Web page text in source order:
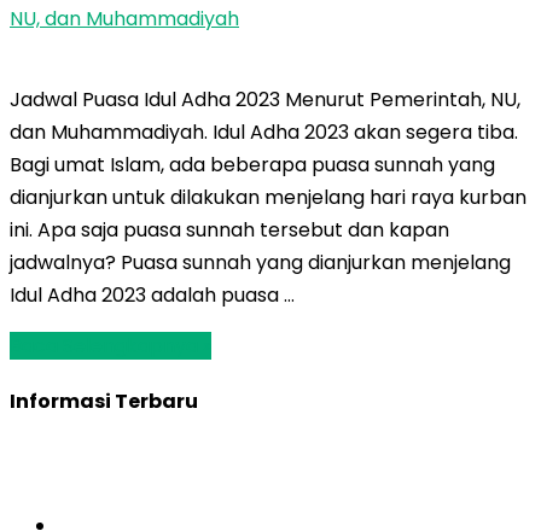
Jadwal Puasa Idul Adha 2023 Menurut Pemerintah, NU,
dan Muhammadiyah. Idul Adha 2023 akan segera tiba.
Bagi umat Islam, ada beberapa puasa sunnah yang
dianjurkan untuk dilakukan menjelang hari raya kurban
ini. Apa saja puasa sunnah tersebut dan kapan
jadwalnya? Puasa sunnah yang dianjurkan menjelang
Idul Adha 2023 adalah puasa …
Informasi Terbaru